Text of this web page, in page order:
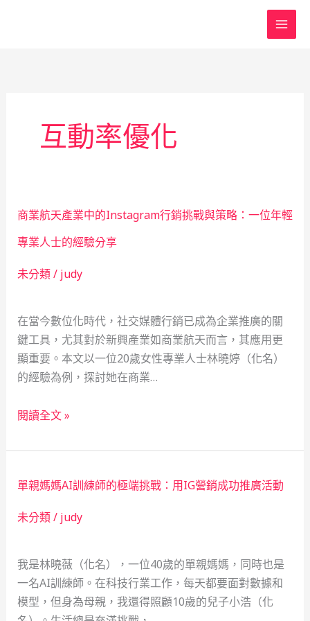
互動率優化
商業航天產業中的Instagram行銷挑戰與策略：一位年輕
專業人士的經驗分享
未分類/ judy
在當今數位化時代，社交媒體行銷已成為企業推廣的關
鍵工具，尤其對於新興產業如商業航天而言，其應用更
顯重要。本文以一位20歲女性專業人士林曉婷（化名）
的經驗為例，探討她在商業…
商
航
產
業
中
Instagram
行
銷
閱讀全文 »
單親媽媽AI訓練師的極端挑戰：用IG營銷成功推廣活動
未分類/ judy
我是林曉薇（化名），一位40歲的單親媽媽，同時也是
一名AI訓練師。在科技行業工作，每天都要面對數據和
模型，但身為母親，我還得照顧10歲的兒子小浩（化